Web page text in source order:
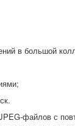
в большой
файлов с